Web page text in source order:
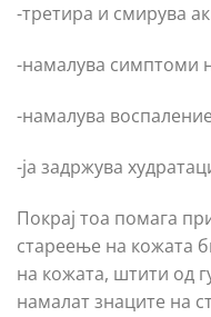
-третира и смирува
-намалува симптоми
-намалува воспаление
-ја задржува
Покрај тоа помага
стареење на кожата
на кожата, штити од
намалат знаците на